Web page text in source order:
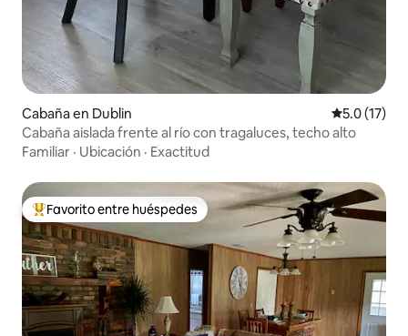
Cabaña en Dublin Calificación
5.0 (17)
Cabaña aislada frente al río con tragaluces, techo alto
Familiar · Ubicación · Exactitud
Favorito entre huéspedes preferido
Favorito entre huéspedes